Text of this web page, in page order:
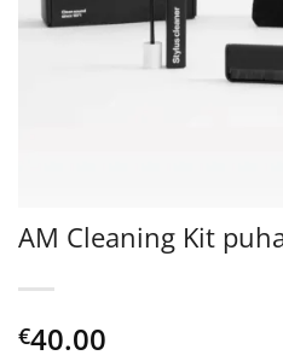
AM Cleaning Kit
€40.00